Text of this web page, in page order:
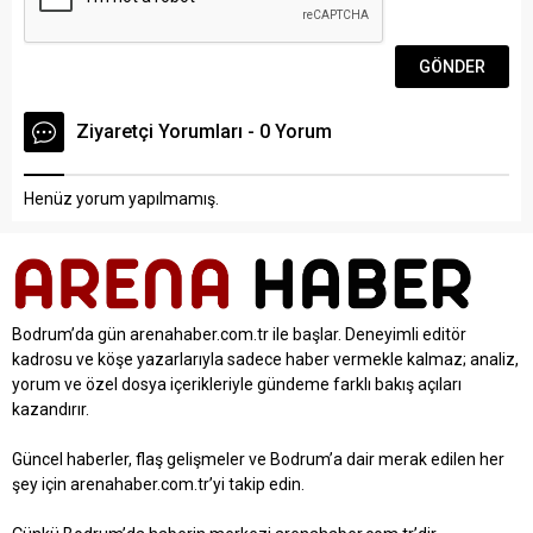
Ziyaretçi Yorumları - 0 Yorum
Henüz yorum yapılmamış.
Bodrum’da gün arenahaber.com.tr ile başlar. Deneyimli editör
kadrosu ve köşe yazarlarıyla sadece haber vermekle kalmaz; analiz,
yorum ve özel dosya içerikleriyle gündeme farklı bakış açıları
kazandırır.
Güncel haberler, flaş gelişmeler ve Bodrum’a dair merak edilen her
şey için arenahaber.com.tr’yi takip edin.